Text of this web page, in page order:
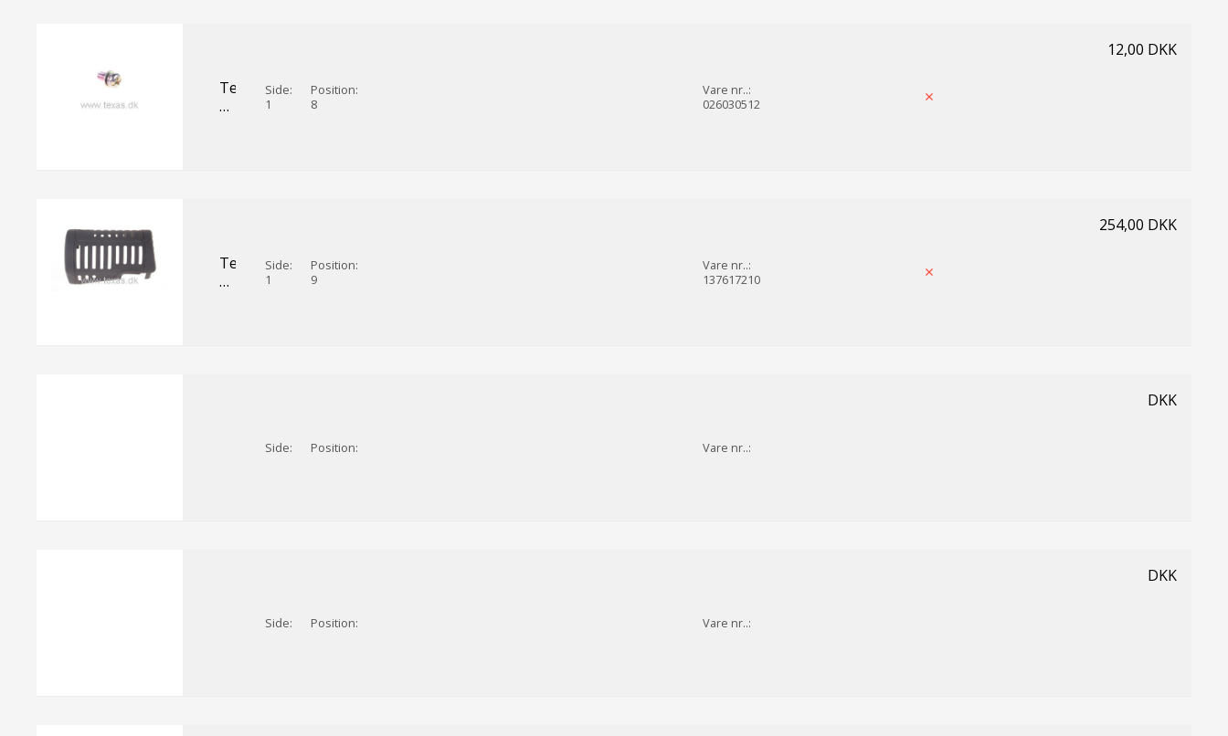
Side:
1
Position:
8
Texas
Maskinskrue
Vare nr..:
026030512
12,00 DKK
Side:
1
Position:
9
Texas
Skærm
Vare nr..:
137617210
254,00 DKK
Side: Position: Vare nr..:
DKK
Side: Position: Vare nr..:
DKK